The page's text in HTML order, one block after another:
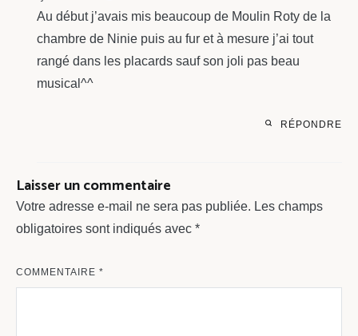
Au début j’avais mis beaucoup de Moulin Roty de la
chambre de Ninie puis au fur et à mesure j’ai tout
rangé dans les placards sauf son joli pas beau
musical^^
RÉPONDRE
Laisser un commentaire
Votre adresse e-mail ne sera pas publiée. Les champs
obligatoires sont indiqués avec *
COMMENTAIRE *